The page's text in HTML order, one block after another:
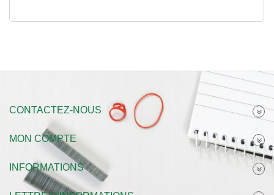
CONTACTEZ-NOUS
MON COMPTE
INFORMATIONS